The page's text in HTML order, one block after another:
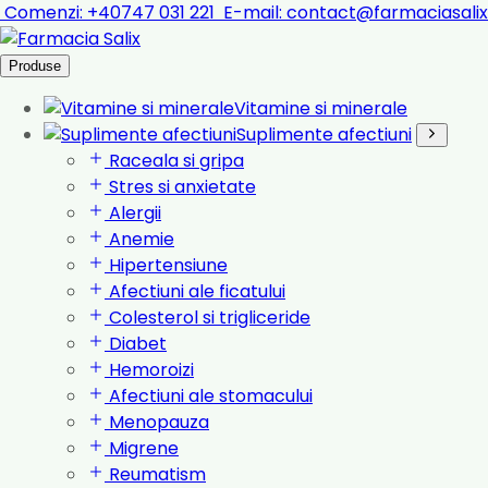
Comenzi: +40747 031 221 E-mail:
Produse
Vitamine si minerale
Suplimente afectiuni
Raceala si gripa
Stres si anxietate
Alergii
Anemie
Hipertensiune
Afectiuni ale ficatului
Colesterol si trigliceride
Diabet
Hemoroizi
Afectiuni ale stomacului
Menopauza
Migrene
Reumatism